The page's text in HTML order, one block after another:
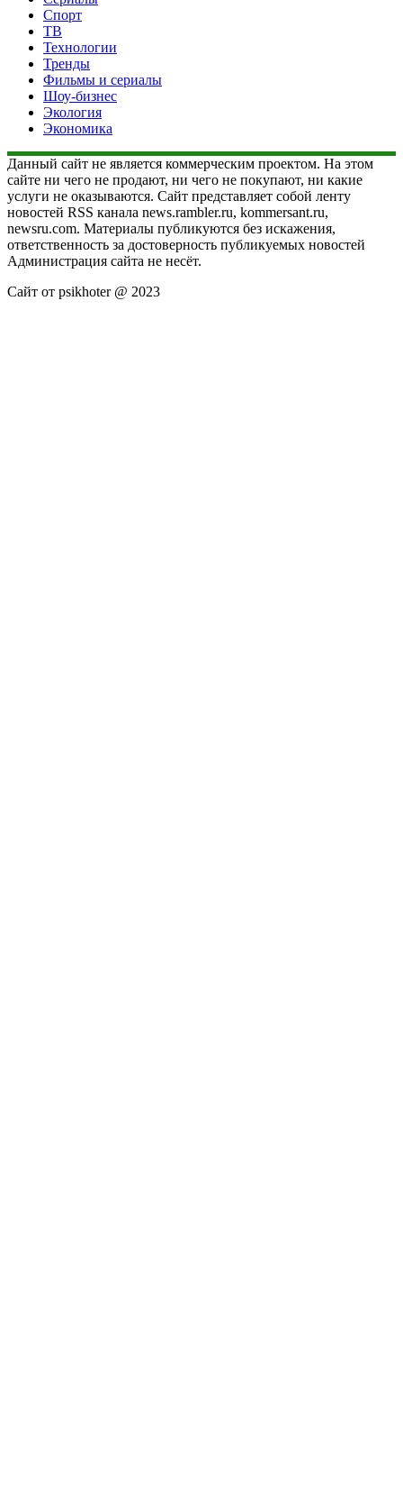
Спорт
ТВ
Технологии
Тренды
Фильмы и сериалы
Шоу-бизнес
Экология
Экономика
Данный сайт не является коммерческим проектом. На этом
сайте ни чего не продают, ни чего не покупают, ни какие
услуги не оказываются. Сайт представляет собой ленту
новостей RSS канала news.rambler.ru, kommersant.ru,
newsru.com. Материалы публикуются без искажения,
ответственность за достоверность публикуемых новостей
Администрация сайта не несёт.
Сайт от psikhoter @ 2023